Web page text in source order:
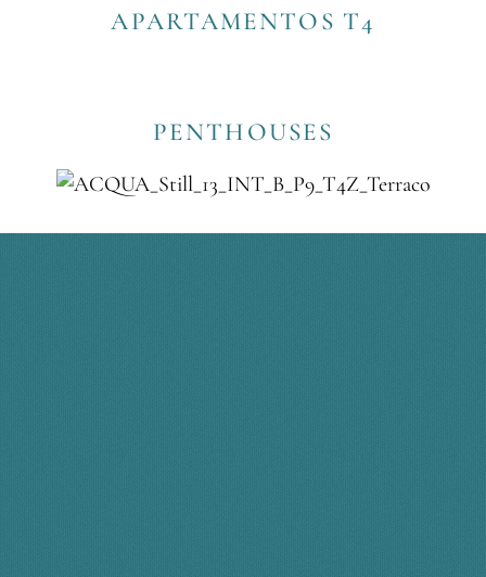
APARTAMENTOS T4
PENTHOUSES